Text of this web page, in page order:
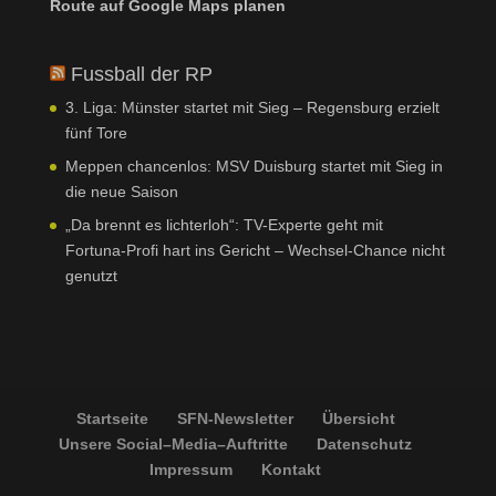
Route auf Google Maps planen
Fussball der RP
3. Liga: Münster startet mit Sieg – Regensburg erzielt
fünf Tore
Meppen chancenlos: MSV Duisburg startet mit Sieg in
die neue Saison
„Da brennt es lichterloh“: TV-Experte geht mit
Fortuna-Profi hart ins Gericht – Wechsel-Chance nicht
genutzt
Startseite SFN-Newsletter
Übersicht
Unsere Social–Media–Auftritte
Datenschutz
Impressum
Kontakt
et-editor-available-post-*
wfwaf-authcookie*
wordpress_logged_in_*
wp-settings-*
wp-settings-time-*
eindeutig kategorisiert wurden.
Details anzeigen
ai1ec_calendar_url
borlabs-cookie
et-editing-post-*
et-recommend-sync-post-*